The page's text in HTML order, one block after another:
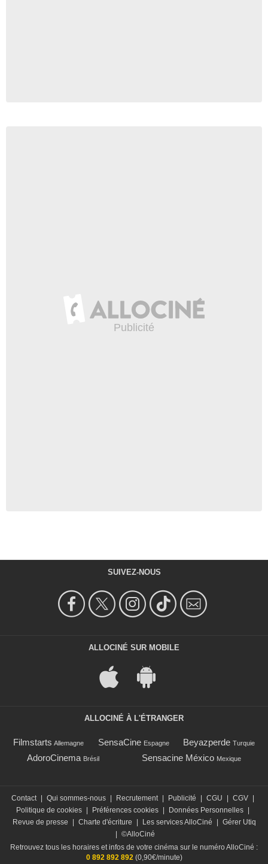
SUIVEZ-NOUS
ALLOCINÉ SUR MOBILE
ALLOCINÉ À L'ÉTRANGER
Filmstarts Allemagne SensaCine Espagne Beyazperde Turquie
AdoroCinema Brésil Sensacine México Mexique
Contact | Qui sommes-nous | Recrutement | Publicité | CGU | CGV |
Politique de cookies | Préférences cookies | Données Personnelles |
Revue de presse
| Charte d'écriture | Les services AlloCiné | Gérer Utiq
| ©AlloCiné
Retrouvez tous les horaires et infos de votre cinéma sur le numéro AlloCiné :
0 892 892 892(0,90€/minute)